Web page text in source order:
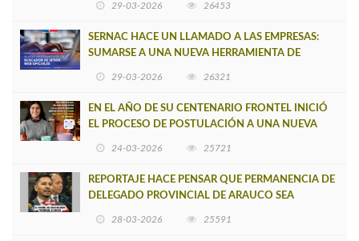
29-03-2026 26453
SERNAC HACE UN LLAMADO A LAS EMPRESAS:
SUMARSE A UNA NUEVA HERRAMIENTA DE
29-03-2026 26321
EN EL AÑO DE SU CENTENARIO FRONTEL INICIÓ
EL PROCESO DE POSTULACIÓN A UNA NUEVA
24-03-2026 25721
REPORTAJE HACE PENSAR QUE PERMANENCIA DE
DELEGADO PROVINCIAL DE ARAUCO SEA
28-03-2026 25591